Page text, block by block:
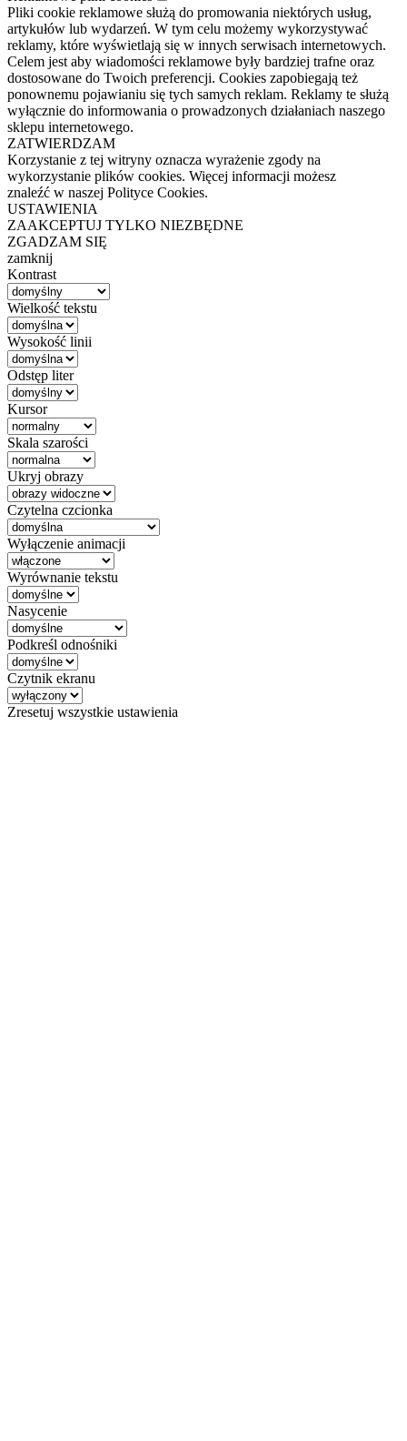
Pliki cookie reklamowe służą do promowania niektórych usług,
artykułów lub wydarzeń. W tym celu możemy wykorzystywać
reklamy, które wyświetlają się w innych serwisach internetowych.
Celem jest aby wiadomości reklamowe były bardziej trafne oraz
dostosowane do Twoich preferencji. Cookies zapobiegają też
ponownemu pojawianiu się tych samych reklam. Reklamy te służą
wyłącznie do informowania o prowadzonych działaniach naszego
sklepu internetowego.
ZATWIERDZAM
Korzystanie z tej witryny oznacza wyrażenie zgody na
wykorzystanie plików cookies. Więcej informacji możesz
znaleźć w naszej Polityce Cookies.
USTAWIENIA
ZAAKCEPTUJ TYLKO NIEZBĘDNE
ZGADZAM SIĘ
zamknij
Kontrast
Wielkość tekstu
Wysokość linii
Odstęp liter
Kursor
Skala szarości
Ukryj obrazy
Czytelna czcionka
Wyłączenie animacji
Wyrównanie tekstu
Nasycenie
Podkreśl odnośniki
Czytnik ekranu
Zresetuj wszystkie ustawienia